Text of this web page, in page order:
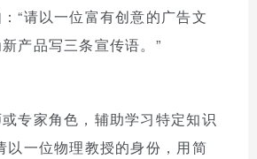
“请以一位富有创意的广告文
产品写三条宣传语。”
专家角色，辅助学习特定知识
以一位物理教授的身份，用简